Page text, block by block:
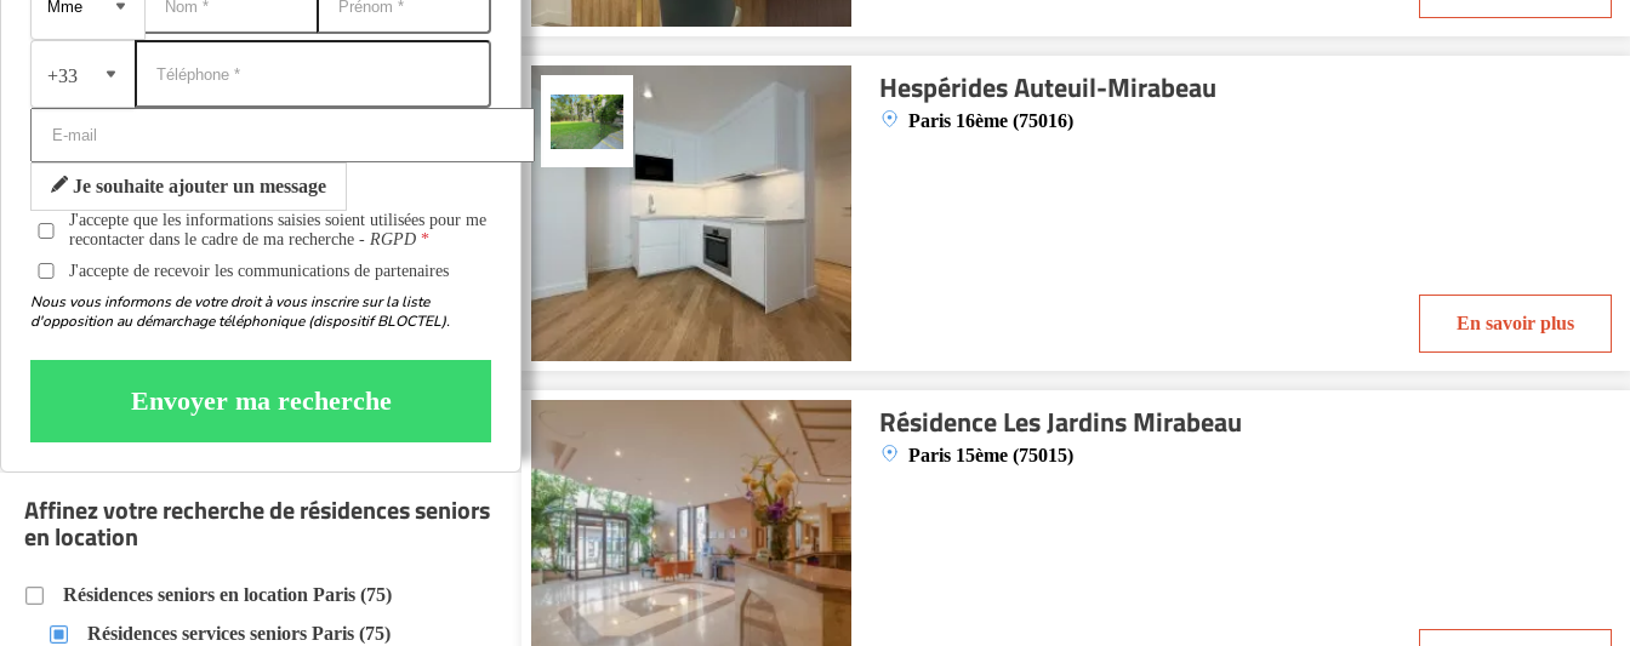
Hespérides Auteuil-Mirabeau
Paris 16ème (75016)
En savoir plus
Résidence Les Jardins Mirabeau
Paris 15ème (75015)
+33
Je souhaite ajouter un message
J'accepte que les informations saisies soient utilisées pour me
recontacter dans le cadre de ma recherche -RGPD
J'accepte de recevoir les communications de partenaires
Nous vous informons de votre droit à vous inscrire sur la liste
d'opposition au démarchage téléphonique (dispositif BLOCTEL).
Envoyer ma recherche
Affinez votre recherche de résidences seniors
en location
Résidences seniors en location Paris (75)
Résidences services seniors Paris (75)